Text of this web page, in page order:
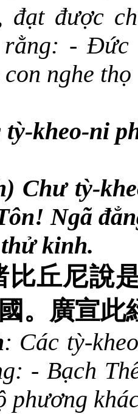
đạt được
- Đức
nghe
tỳ-kheo-ni
Chư tỳ-
Ngã
kinh.
比丘尼說
。廣宣此
: Các tỳ-
- Bạch
phương